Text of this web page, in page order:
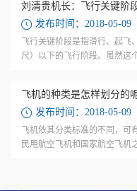
刘清贵机长：飞行关键阶
发布时间：2018-05-09
飞行关键阶段是指滑行、起飞
尺）以下的飞行阶段。虽然这
飞机的种类是怎样划分的
发布时间：2018-05-09
飞机依其分类标准的不同，
民用航空飞机和国家航空飞机